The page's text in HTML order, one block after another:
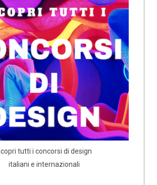
tutti i concorsi di design
italiani e internazionali